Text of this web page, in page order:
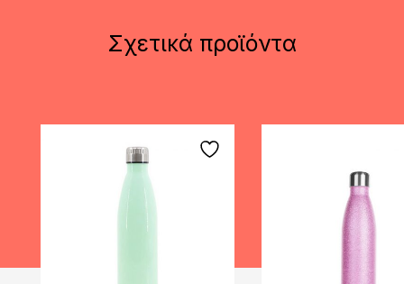
Σχετικά προϊόντα